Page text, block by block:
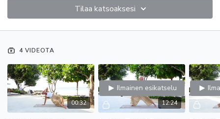
https://www.studioyin.com/palvelut/joogalomat-ja-retriitit/
Harjoitus on innovatiivinen yhdistelmä kehoa avaavia yin-
Flow tuntuu tanssilta, jossa keho liikkuu keskittyneesti ja
Hengitysprosessiin koordinoitu katseen, käsien ja jalkojen liike
auttaa avaamaan kehoa ja sydäntä tuoden energiaa, voimaa ja
tasapainoa.
Sisältää 13 min valmistelevat Tai Chi lämmittelyt.
Videot on kuvattu Krabin joogaretriitillä tammikuussa 2022
Tilaa katsoaksesi
4 VIDEOTA
00:32 12:24
Ilmainen esikatselu